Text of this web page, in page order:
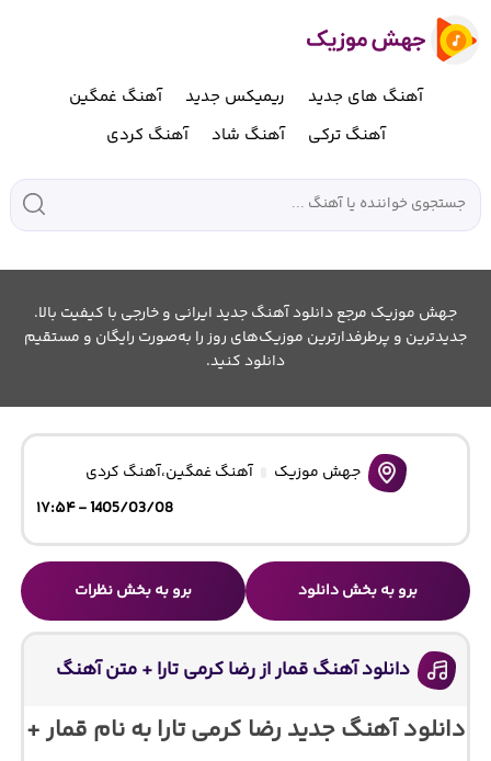
آهنگ های جدید ریمیکس جدید
آهنگ غمگین
آهنگ ترکی
آهنگ شاد آهنگ کردی
جهش موزیک مرجع دانلود آهنگ جدید ایرانی و خارجی با کیفیت بالا.
جدیدترین و پرطرفدارترین موزیک‌های روز را به‌صورت رایگان و مستقیم
دانلود کنید.
جهش موزیک آهنگ غمگین،آهنگ کردی
1405/03/08 - ۱۷:۵۴
برو به بخش دانلود برو به بخش نظرات
دانلود آهنگ قمار از رضا کرمی تارا + متن آهنگ
دانلود آهنگ جدید رضا کرمی تارا به نام قمار +